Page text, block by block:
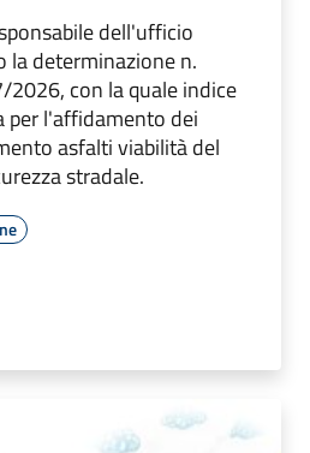
dell'ufficio
determinazione n.
con la quale indice
per l'affidamento dei
asfalti viabilità del
stradale.